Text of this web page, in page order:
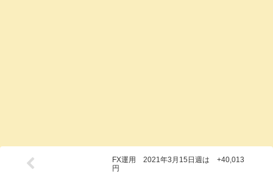
FX運用 2021年3月15日週は +40,013
円